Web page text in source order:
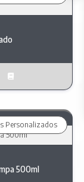
500ml
Personalizados